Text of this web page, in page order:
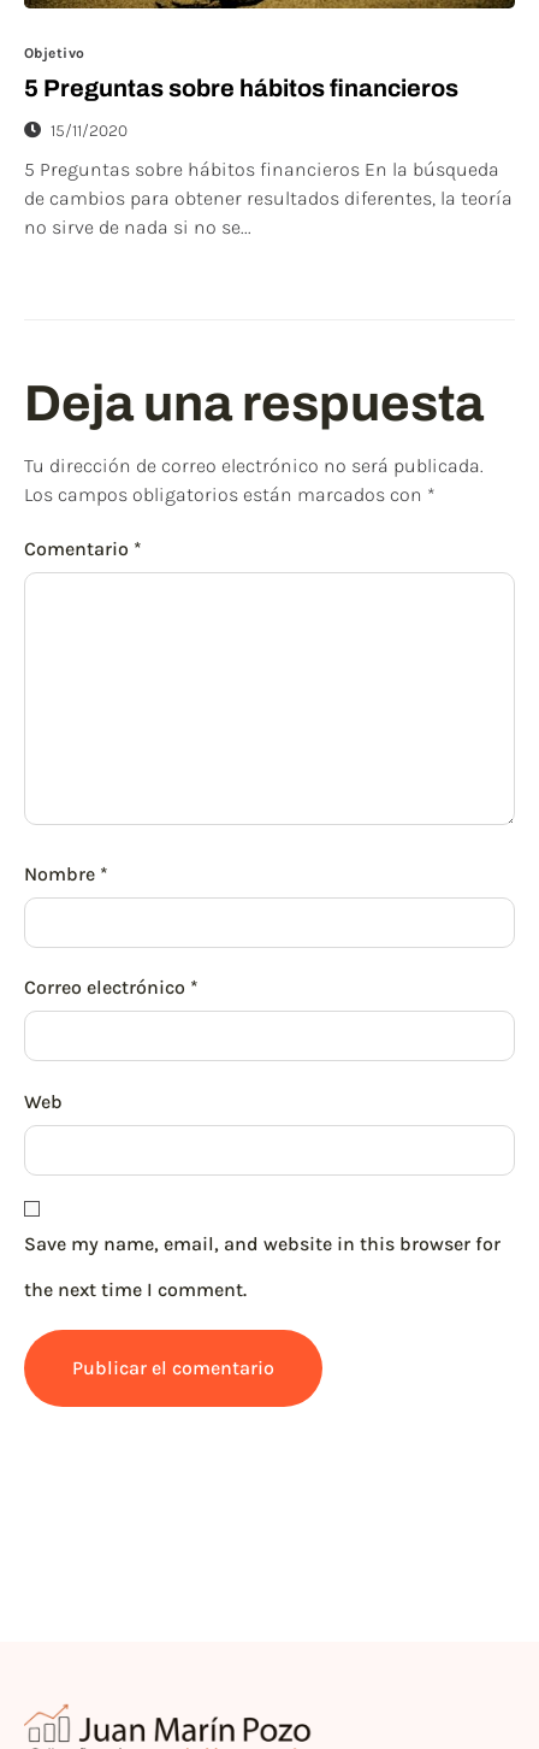
Objetivo
5 Preguntas sobre hábitos financieros
15/11/2020
5 Preguntas sobre hábitos financieros En la búsqueda
de cambios para obtener resultados diferentes, la teoría
no sirve de nada si no se...
Deja una respuesta
Tu dirección de correo electrónico no será publicada.
Los campos obligatorios están marcados con *
Comentario *
Nombre *
Correo electrónico *
Web
Save my name, email, and website in this browser for
the next time I comment.